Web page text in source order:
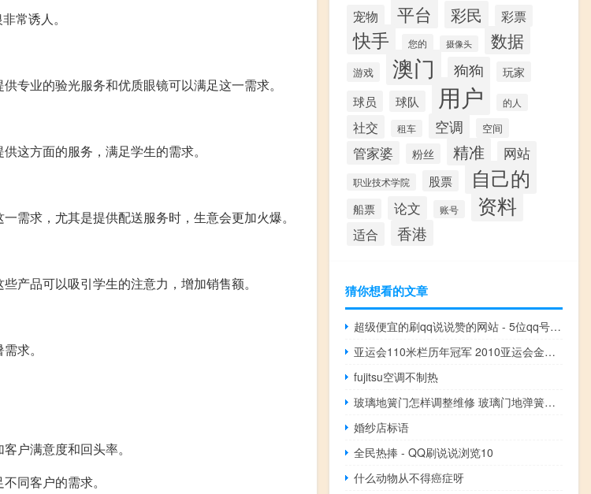
常诱人。
专业的验光服务和优质眼镜可以满足这一需求。
这方面的服务，满足学生的需求。
需求，尤其是提供配送服务时，生意会更加火爆。
产品可以吸引学生的注意力，增加销售额。
求。
户满意度和回头率。
同客户的需求。
宠物 平台 彩民 彩票
快手 您的 摄像头 数据
游戏 澳门 狗狗 玩家
球员 球队 用户 的人
社交 租车 空调 空间
管家婆 粉丝 精准 网站
职业技术学院 股票 自己的
船票 论文 账号 资料
适合 香港
猜你想看的文章
超级便宜的刷qq说说赞的网站 - 5位qq号无密保免费送
亚运会110米栏历年冠军 2010亚运会金牌榜排名
fujitsu空调不制热
玻璃地簧门怎样调整维修 玻璃门地弹簧维修
婚纱店标语
全民热捧 - QQ刷说说浏览10
什么动物从不得癌症呀